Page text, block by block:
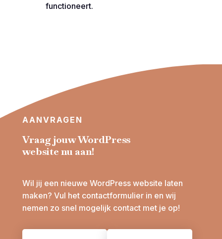
functioneert.
AANVRAGEN
Vraag jouw WordPress
website nu aan!
Wil jij een nieuwe WordPress website laten
maken? Vul het contactformulier in en wij
nemen zo snel mogelijk contact met je op!